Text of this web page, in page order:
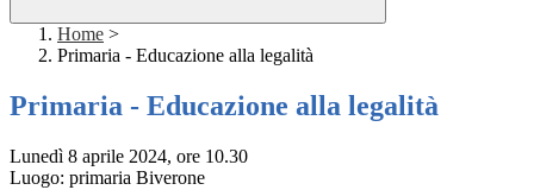
Home >
Primaria - Educazione alla legalità
Primaria - Educazione alla legalità
Lunedì 8 aprile 2024, ore 10.30
Luogo: primaria Biverone